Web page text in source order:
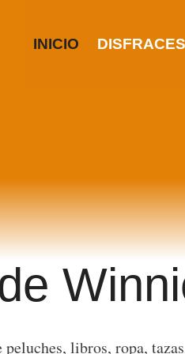
INICIO
libros, ropa,